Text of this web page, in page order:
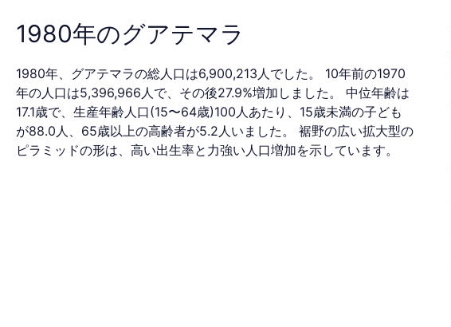
ピ
ラ
ミ
1980年のグアテマラ
1980年、グアテマラの総人口は6,900,213人でした。 10年前の1970
年の人口は5,396,966人で、その後27.9%増加しました。 中位年齢は
17.1歳で、生産年齢人口(15〜64歳)100人あたり、15歳未満の子ども
が88.0人、65歳以上の高齢者が5.2人いました。 裾野の広い拡大型の
ピラミッドの形は、高い出生率と力強い人口増加を示しています。